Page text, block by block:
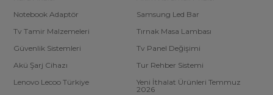
Notebook Adaptör
Samsung Led Bar
Tv Tamir Malzemeleri
Tırnak Masa Lambası
Güvenlik Sistemleri
Tv Panel Değişimi
Akü Şarj Cihazı
Tur Rehber Sistemi
Lenovo Lecoo Türkiye
Yeni İthalat Ürünleri Temmuz
2026